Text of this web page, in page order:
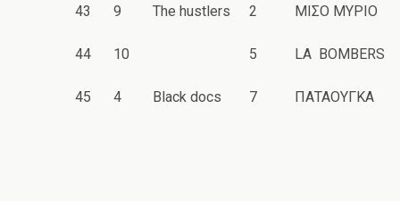
43 9 The hustlers 2 ΜΙΣΟ ΜΥΡΙΟ
44 10 5 LA BOMBERS
45 4 Black docs 7 ΠΑΤΑΟΥΓΚΑ